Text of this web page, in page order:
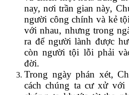
nay, nơi trần gian này,
người công chính và kẻ
với nhau, nhưng trong
ra để người lành được
còn người tội lỗi phải
đời.
Trong ngày phán xét,
cách chúng ta cư xử với